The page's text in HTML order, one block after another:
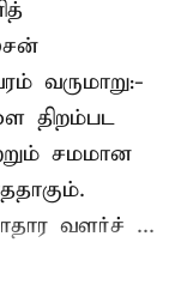
வருமாறு:-
திறம்பட
சமமான
வளர்ச் ...